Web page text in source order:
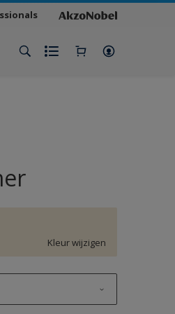
Kleur wijzigen